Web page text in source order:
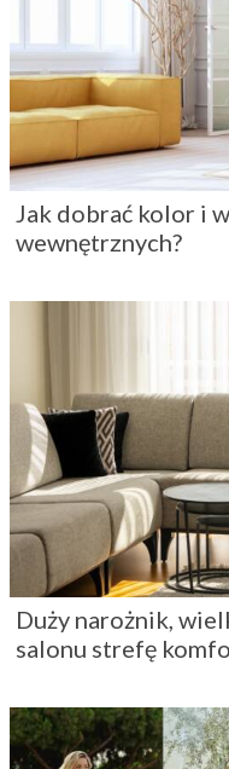
Jak dobrać kolor i
wewnętrznych?
Duży narożnik,
salonu strefę